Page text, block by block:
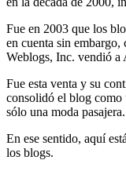
Fue en 2003 que los
en cuenta sin embargo,
Weblogs, Inc. vendió
Fue esta venta y su
consolidó el blog como
sólo una moda pasajera.
En ese sentido, aquí
los blogs.